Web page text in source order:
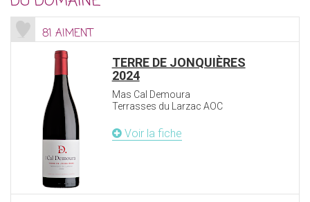
81 AIMENT
TERRE DE JONQUIÈRES
2024
Mas Cal Demoura
Terrasses du Larzac AOC
Voir la fiche